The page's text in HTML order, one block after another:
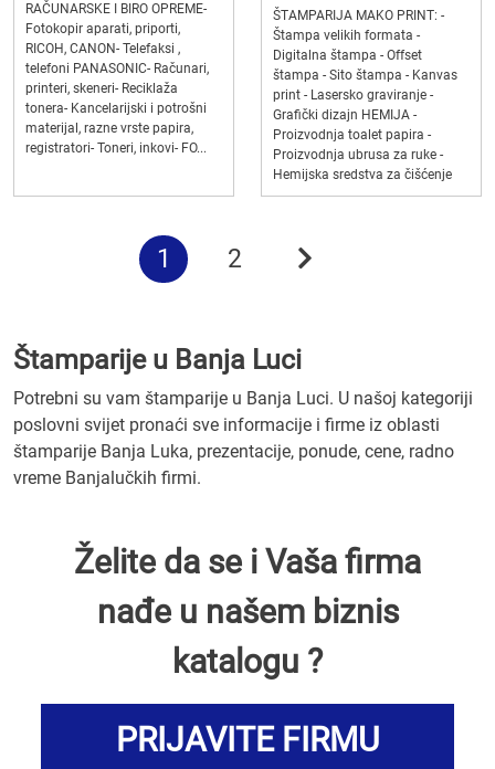
RAČUNARSKE I BIRO OPREME-
Fotokopir aparati, priporti,
RICOH, CANON- Telefaksi ,
telefoni PANASONIC- Računari,
printeri, skeneri- Reciklaža
tonera- Kancelarijski i potrošni
materijal, razne vrste papira,
registratori- Toneri, inkovi- FO...
ŠTAMPARIJA MAKO PRINT: -
Štampa velikih formata -
Digitalna štampa - Offset
štampa - Sito štampa - Kanvas
print - Lasersko graviranje -
Grafički dizajn HEMIJA -
Proizvodnja toalet papira -
Proizvodnja ubrusa za ruke -
Hemijska sredstva za čišćenje
1 2
Štamparije u Banja Luci
Potrebni su vam štamparije u Banja Luci. U našoj kategoriji
poslovni svijet pronaći sve informacije i firme iz oblasti
štamparije Banja Luka, prezentacije, ponude, cene, radno
vreme Banjalučkih firmi.
Želite da se i Vaša firma
nađe u našem biznis
katalogu ?
PRIJAVITE FIRMU